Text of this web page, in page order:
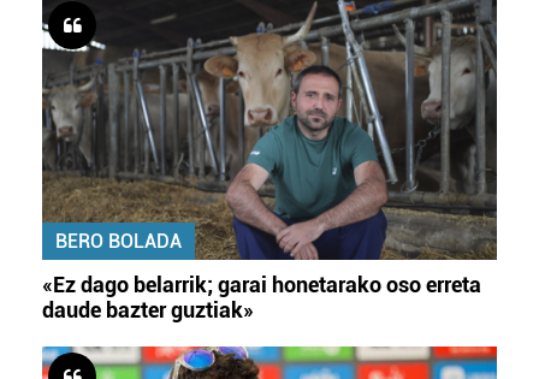
BERO BOLADA
«Ez dago belarrik; garai honetarako oso erreta
daude bazter guztiak»